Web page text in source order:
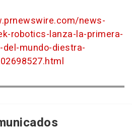
news-
robotics-lanza-la-primera-
mundo-diestra-